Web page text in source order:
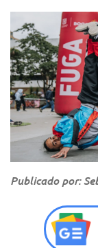
Publicado por: